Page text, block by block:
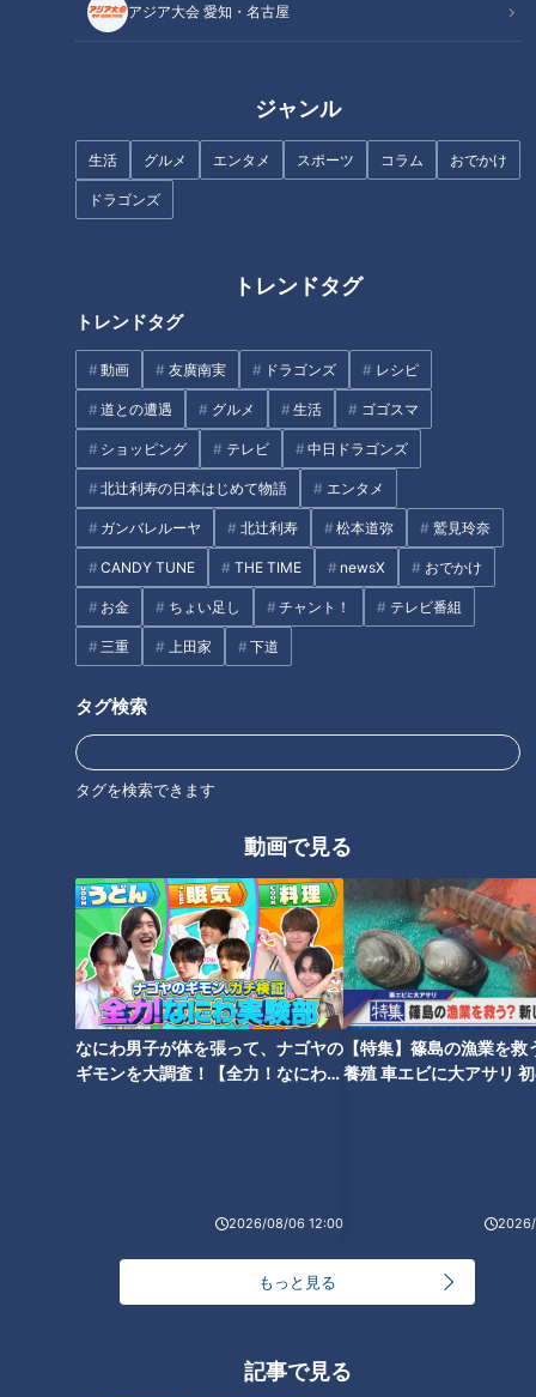
アジア大会 愛知・名古屋
ジャンル
生活 グルメ エンタメ スポーツ コラム おでかけ
ドラゴンズ
トレンドタグ
トレンドタグ
動画 友廣南実 ドラゴンズ レシピ
道との遭遇 グルメ 生活 ゴゴスマ
ショッピング テレビ 中日ドラゴンズ
北辻利寿の日本はじめて物語 エンタメ
ガンバレルーヤ 北辻利寿 松本道弥 鷲見玲奈
CANDY TUNE THE TIME newsX おでかけ
お金 ちょい足し チャント！ テレビ番組
三重 上田家 下道
タグ検索
タグを検索できます
動画で見る
なにわ男子が体を張って、ナゴヤの
ギモンを大調査！【全力！なにわ実
2026/08/06 12:00
【特集】篠島の漁業を救
養殖 車エビに大アサリ
もっと見る
記事で見る
この記事の画像を見る
この記事を見たあなたへのおすすめ
笑顔さわやかアナが愛知・豊田
査！ モチモチ感と甘さのバラ
ンスがたまらない老舗の銘菓！